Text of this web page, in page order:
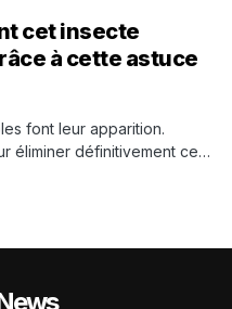
cet insecte
à cette astuce
font leur apparition.
éliminer définitivement ce…